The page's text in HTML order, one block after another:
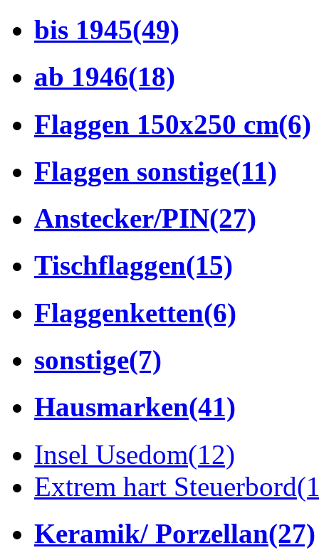
bis 1945(49)
ab 1946(18)
Flaggen 150x250 cm(6)
Flaggen sonstige(11)
Anstecker/PIN(27)
Tischflaggen(15)
Flaggenketten(6)
sonstige(7)
Hausmarken(41)
Insel Usedom(12)
Extrem hart Steuerbord
Keramik/ Porzellan(27)